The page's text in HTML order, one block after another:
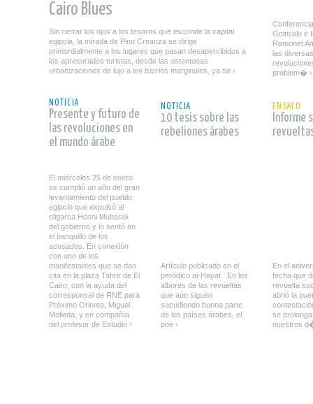
Cairo Blues
Sin cerrar los ojos a los tesoros que esconde la capital
egipcia, la mirada de Pino Creanza se dirige
primordialmente a los lugares que pasan desapercibidos a
los apresurados turistas, desde las ostentosas
urbanizaciones de lujo a los barrios marginales, ya se ›
Goitisolo e
Ramonet
las
problem� ›
NOTICIA
Presente y futuro de
las revoluciones en
el mundo árabe
El miércoles 25 de enero
se cumplió un año del gran
levantamiento del pueblo
egipcio que expulsó al
oligarca Hosni Mubarak
del gobierno y lo sentó en
el banquillo de los
acusados. En conexión
con uno de los
manifestantes que se dan
cita en la plaza Tahrir de El
Cairo; con la ayuda del
corresponsal de RNE para
Próximo Oriente, Miguel
Molleda; y en compañía
del profesor de Estudio ›
NOTICIA
10 tesis sobre las
rebeliones árabes
Artículo publicado en el
peródico al-Hayat En los
albores de las revueltas
que aún siguen
sacudiendo buena parte
de los países árabes, el
poe ›
ENSAYO
Informe
En el
fecha que
revuelta
abrió la
se
nuestros